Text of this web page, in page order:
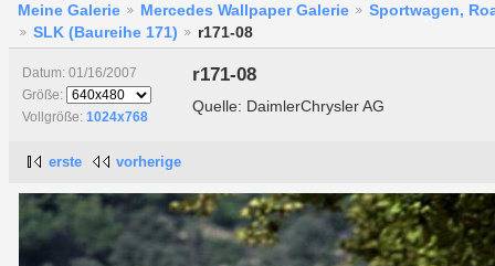
Meine Galerie Mercedes Wallpaper Galerie
Sportwagen,
SLK (Baureihe 171)
r171-08
Datum: 01/16/2007
Größe:
Vollgröße: 1024x768
r171-08
Quelle: DaimlerChrysler AG
erste vorherige